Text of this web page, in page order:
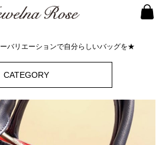
バリエーションで自分らしいバッグを★
CATEGORY